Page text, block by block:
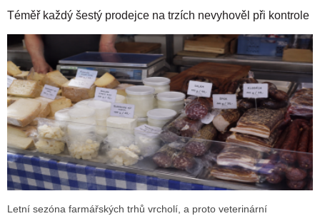
Téměř každý šestý prodejce na trzích nevyhověl při kontrole
Letní sezóna farmářských trhů vrcholí, a proto veterinární